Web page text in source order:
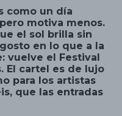
como un día
motiva menos.
el sol brilla sin
en lo que a la
vuelve el Festival
El cartel es de lujo
para los artistas
que las entradas